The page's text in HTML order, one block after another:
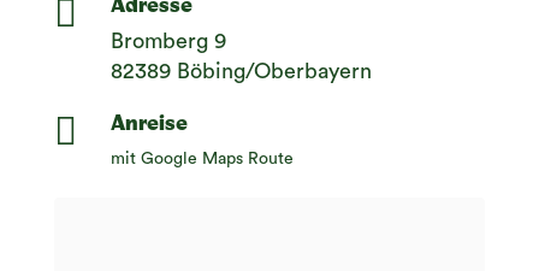

Bromberg 9
82389 Böbing/Oberbayern
 Anreise
mit Google Maps Route